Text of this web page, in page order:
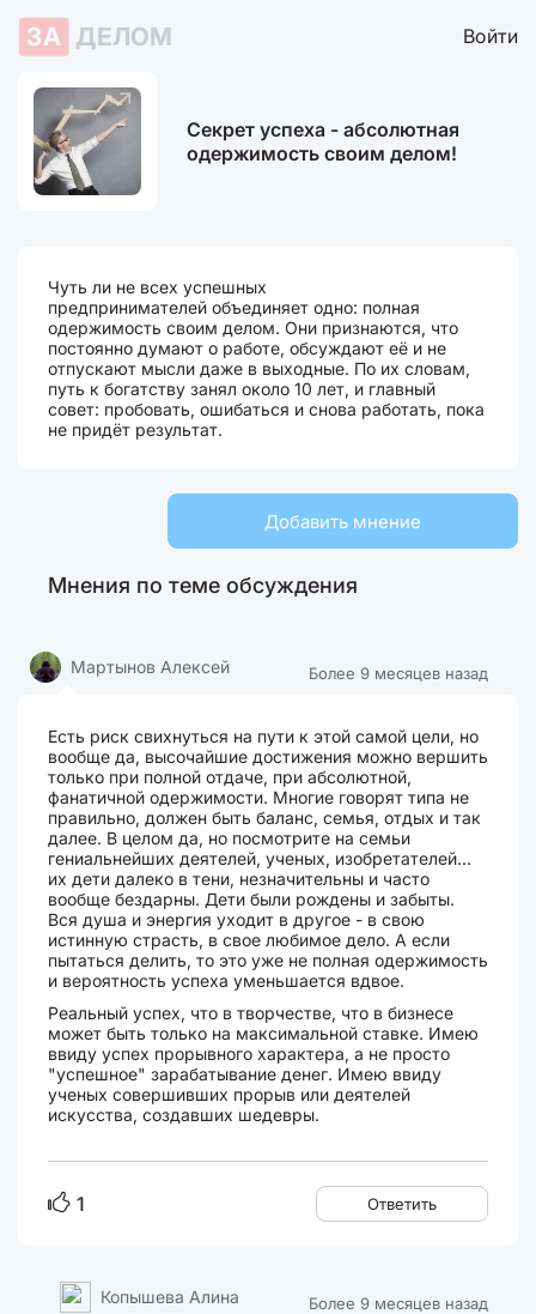
ЗА ДЕЛОМ Войти
Секрет успеха - абсолютная
одержимость своим делом!
Чуть ли не всех успешных
предпринимателей объединяет одно: полная
одержимость своим делом. Они признаются, что
постоянно думают о работе, обсуждают её и не
отпускают мысли даже в выходные. По их словам,
путь к богатству занял около 10 лет, и главный
совет: пробовать, ошибаться и снова работать, пока
не придёт результат.
Добавить мнение
Мнения по теме обсуждения
Более 9 месяцев назад
Мартынов Алексей
Есть риск свихнуться на пути к этой самой цели, но
вообще да, высочайшие достижения можно вершить
только при полной отдаче, при абсолютной,
фанатичной одержимости. Многие говорят типа не
правильно, должен быть баланс, семья, отдых и так
далее. В целом да, но посмотрите на семьи
гениальнейших деятелей, ученых, изобретателей...
их дети далеко в тени, незначительны и часто
вообще бездарны. Дети были рождены и забыты.
Вся душа и энергия уходит в другое - в свою
истинную страсть, в свое любимое дело. А если
пытаться делить, то это уже не полная одержимость
и вероятность успеха уменьшается вдвое.
Реальный успех, что в творчестве, что в бизнесе
может быть только на максимальной ставке. Имею
ввиду успех прорывного характера, а не просто
"успешное" зарабатывание денег. Имею ввиду
ученых совершивших прорыв или деятелей
искусства, создавших шедевры.
1 Ответить
Более 9 месяцев назад
Копышева Алина